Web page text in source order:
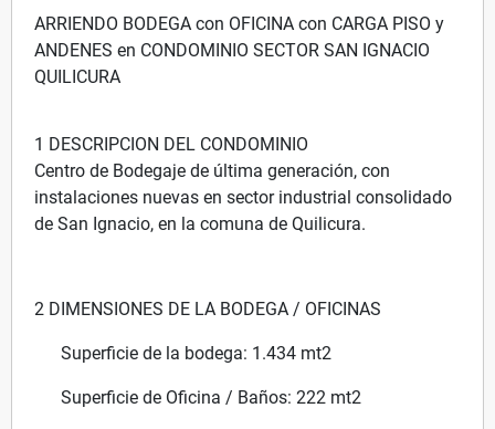
ARRIENDO BODEGA con OFICINA con CARGA PISO y
ANDENES en CONDOMINIO SECTOR SAN IGNACIO
QUILICURA
1 DESCRIPCION DEL CONDOMINIO
Centro de Bodegaje de última generación, con
instalaciones nuevas en sector industrial consolidado
de San Ignacio, en la comuna de Quilicura.
2 DIMENSIONES DE LA BODEGA / OFICINAS
Superficie de la bodega: 1.434 mt2
Superficie de Oficina / Baños: 222 mt2